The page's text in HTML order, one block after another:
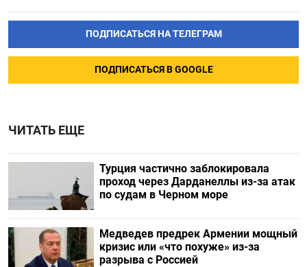
ПОДПИСАТЬСЯ НА ТЕЛЕГРАМ
ПОДПИСАТЬСЯ В GOOGLE
ЧИТАТЬ ЕЩЕ
Турция частично заблокировала
проход через Дарданеллы из-за атак
по судам в Черном море
Медведев предрек Армении мощный
кризис или «что похуже» из-за
разрыва с Россией